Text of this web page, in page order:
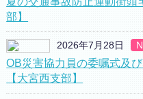
部】
2026年7月28日
OB災害協力員の委嘱式及
【大宮西支部】